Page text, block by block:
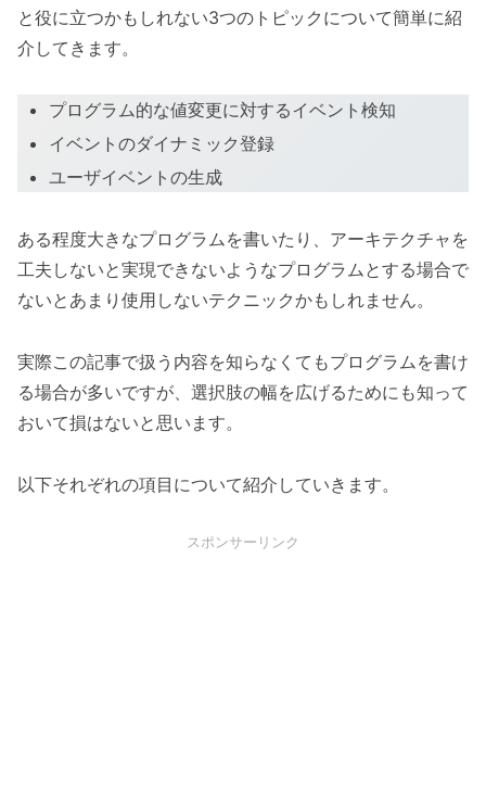
と役に立つかもしれない3つのトピックについて簡単に紹
介してきます。
プログラム的な値変更に対するイベント検知
イベントのダイナミック登録
ユーザイベントの生成
ある程度大きなプログラムを書いたり、アーキテクチャを
工夫しないと実現できないようなプログラムとする場合で
ないとあまり使用しないテクニックかもしれません。
実際この記事で扱う内容を知らなくてもプログラムを書け
る場合が多いですが、選択肢の幅を広げるためにも知って
おいて損はないと思います。
以下それぞれの項目について紹介していきます。
スポンサーリンク